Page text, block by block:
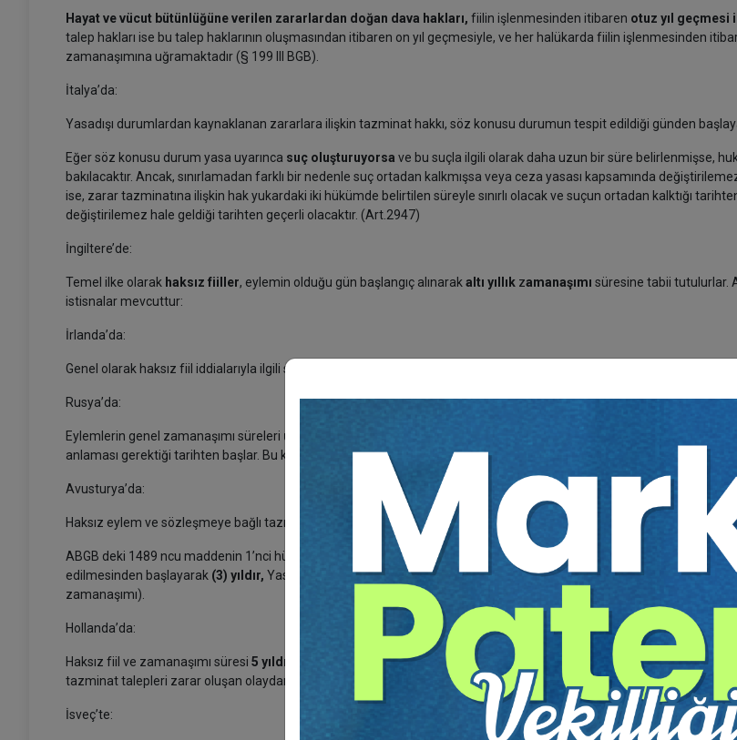
Hayat ve vücut bütünlüğüne verilen zararlardan doğan dava hakları, fiilin işlenmesinden itibaren otuz yıl geçmesi
talep hakları ise bu talep haklarının oluşmasından itibaren on yıl geçmesiyle, ve her halükarda fiilin işlenmesinden
zamanaşımına uğramaktadır (§ 199 III BGB).
İtalya’da:
Yasadışı durumlardan kaynaklanan zararlara ilişkin tazminat hakkı, söz konusu durumun tespit edildiği günden
Eğer söz konusu durum yasa uyarınca suç oluşturuyorsa ve bu suçla ilgili olarak daha uzun bir süre belirlenmişse,
bakılacaktır. Ancak, sınırlamadan farklı bir nedenle suç ortadan kalkmışsa veya ceza yasası kapsamında
ise, zarar tazminatına ilişkin hak yukardaki iki hükümde belirtilen süreyle sınırlı olacak ve suçun ortadan kalktığı
değiştirilemez hale geldiği tarihten geçerli olacaktır. (Art.2947)
İngiltere’de:
Temel ilke olarak haksız fiiller, eylemin olduğu gün başlangıç alınarakaltı yıllık zamanaşımı süresine tabii tutulurlar.
istisnalar mevcuttur:
İrlanda’da:
Genel olarak haksız fiil iddialarıyla ilgili süre
Rusya’da:
Eylemlerin genel zamanaşımı süreleri üç yıl
anlaması gerektiği tarihten başlar. Bu kuralın istisnaları kanun ve diğer yasalarla belirlenir.
Avusturya’da:
Haksız eylem ve sözleşmeye bağlı tazminat eşit olarak işlem görmektedir. Bugün tazminat istemlerinde iki tür
ABGB deki 1489 ncu maddenin 1’nci hükmünü izleyerek bütün tazminat istemleri haksız eylemin zarar gören taraf
edilmesinden başlayarak (3) yıldır, Yasa dışı eylemden gelen zararlarda her durumda uygulanan zamanaşımı süresi
zamanaşımı).
Hollanda’da:
Haksız fiil ve zamanaşımı süresi 5 yıldır.
Süre zarar gören kişi zararın ve sorumlunun farkına vardığı günden itibaren
tazminat talepleri zarar oluşan olaydan sonra 20 yıldır.
İsveç’te: